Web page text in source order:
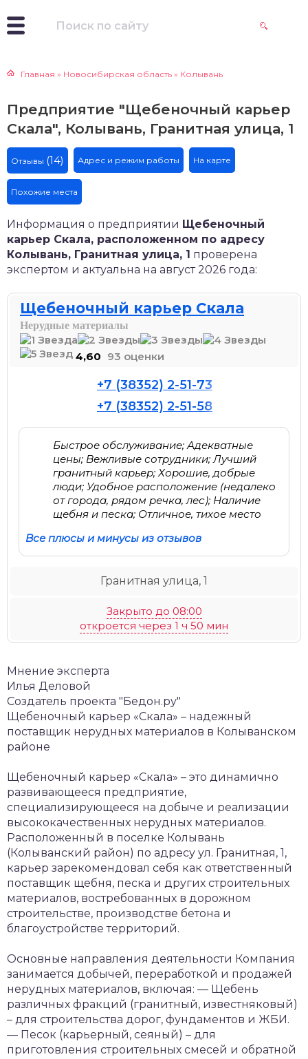
Главная » Новосибирская область » Колывань
Предприятие "Щебеночный карьер
Скала", Колывань, Гранитная улица, 1
Отзывы (14) Адрес и режим работы На карте
Похожие места
Информация о предприятии Щебеночный
карьер Скала, расположенном по адресу
Колывань, Гранитная улица, 1 проверена
экспертом и актуальна на август 2026 года:
Щебеночный карьер Скала
Нерудные материалы
4,60 93 оценки
+7 (38352) 2-51-73
+7 (38352) 2-51-58
Быстрое обслуживание; Адекватные
цены; Вежливые сотрудники; Лучший
гранитный карьер; Хорошие, добрые
люди; Удобное расположение (недалеко
от города, рядом речка, лес); Наличие
щебня и песка; Отличное, тихое место
Все плюсы и минусы из отзывов
Гранитная улица, 1
Закрыто до 08:00
откроется через 1 ч 50 мин
Мнение эксперта
Илья Деловой
Создатель проекта "Бедон.ру"
Щебеночный карьер «Скала» – надежный
поставщик нерудных материалов в Колыванском
районе
Щебеночный карьер «Скала» – это динамично
развивающееся предприятие,
специализирующееся на добыче и реализации
высококачественных нерудных материалов.
Расположенный в поселке Колывань
(Колыванский район) по адресу ул. Гранитная, 1,
карьер зарекомендовал себя как ответственный
поставщик щебня, песка и других строительных
материалов, востребованных в дорожном
строительстве, производстве бетона и
благоустройстве территорий.
Основные направления деятельности Компания
занимается добычей, переработкой и продажей
нерудных материалов, включая: — Щебень
различных фракций (гранитный, известняковый)
– для строительства дорог, фундаментов и ЖБИ.
— Песок (карьерный, сеяный) – для
приготовления строительных смесей и обратной